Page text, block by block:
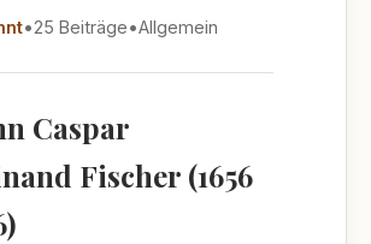
•25 Beiträge•Allgemein
Caspar
Fischer (1656